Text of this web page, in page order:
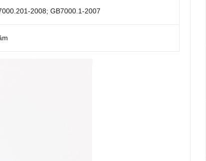
2008; GB7000.1-2007